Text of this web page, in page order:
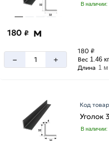
В наличии:
180 ₽ м
– +
180 ₽
Вес 1.46 кг
Длина 1 м
Код
Уголок
В наличии: